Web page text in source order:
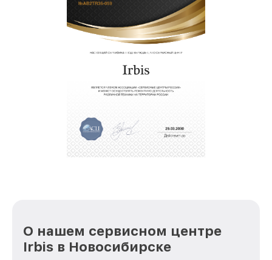
О нашем сервисном центре
Irbis в Новосибирске